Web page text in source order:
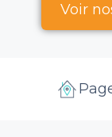
Voir